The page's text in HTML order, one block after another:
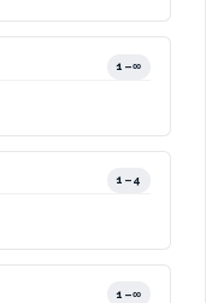
1–∞
1–4
1–∞